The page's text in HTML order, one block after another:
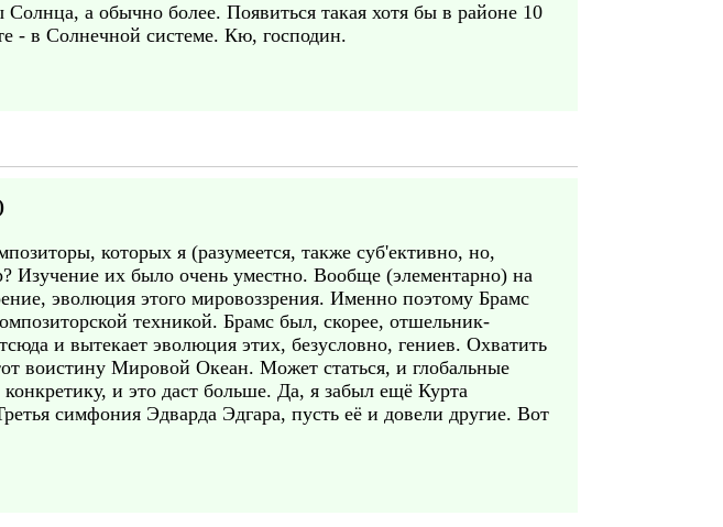
а обычно более. Появиться такая хотя бы в районе 10
- в Солнечной системе. Кю, господин.
которых я (разумеется, также суб'ективно, но,
их было очень уместно. Вообще (элементарно) на
эволюция этого мировоззрения. Именно поэтому Брамс
техникой. Брамс был, скорее, отшельник-
и вытекает эволюция этих, безусловно, гениев. Охватить
воистину Мировой Океан. Может статься, и глобальные
и это даст больше. Да, я забыл ещё Курта
симфония Эдварда Эдгара, пусть её и довели другие. Вот